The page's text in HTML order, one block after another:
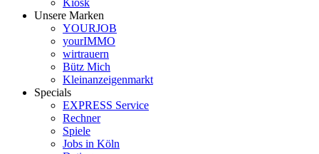
Unsere Marken
YOURJOB
yourIMMO
wirtrauern
Bütz Mich
Kleinanzeigenmarkt
Specials
EXPRESS Service
Rechner
Spiele
Jobs in Köln